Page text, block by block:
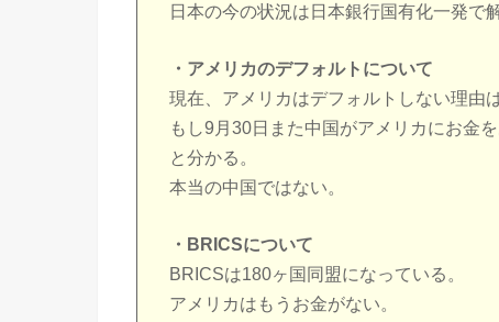
日本の今の状況は日本銀行国有化一発で
・アメリカのデフォルトについて
現在、アメリカはデフォルトしない理由
もし9月30日また中国がアメリカにお金
と分かる。
本当の中国ではない。
・BRICSについて
BRICSは180ヶ国同盟になっている。
アメリカはもうお金がない。